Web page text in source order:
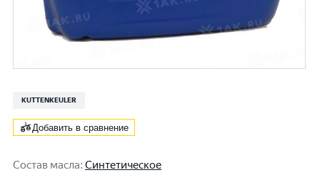
KUTTENKEULER
Добавить в сравнение
Состав масла: Синтетическое